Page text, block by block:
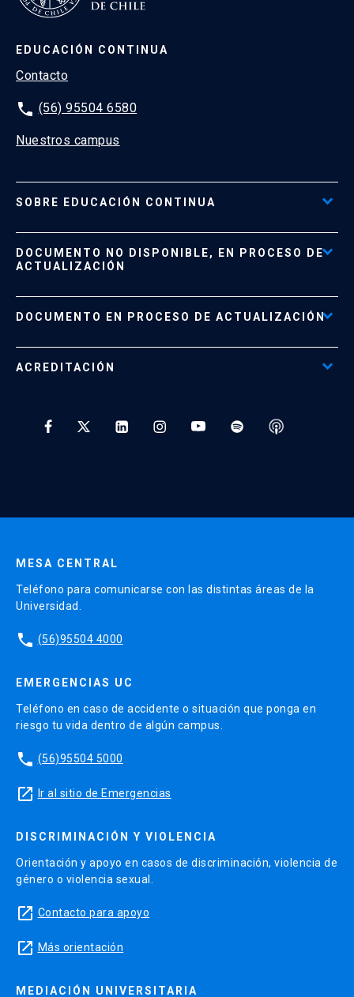
EDUCACIÓN CONTINUA
Contacto
phone (56) 95504 6580
Nuestros campus
SOBRE EDUCACIÓN CONTINUA
Formas de Pago
Políticas de Retiro, Devolución e Información Importante
DOCUMENTO NO DISPONIBLE, EN PROCESO DE
ACTUALIZACIÓN
Documento No Disponible file_download
DOCUMENTO EN PROCESO DE ACTUALIZACIÓN
ACREDITACIÓN
MESA CENTRAL
Teléfono para comunicarse con las distintas áreas de la
Universidad.
phone (56)95504 4000
EMERGENCIAS UC
Teléfono en caso de accidente o situación que ponga en
riesgo tu vida dentro de algún campus.
phone (56)95504 5000
launch Ir al sitio de Emergencias
DISCRIMINACIÓN Y VIOLENCIA
Orientación y apoyo en casos de discriminación, violencia de
género o violencia sexual.
launch Contacto para apoyo
launch Más orientación
MEDIACIÓN UNIVERSITARIA